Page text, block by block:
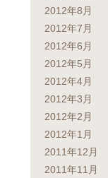
2012年8月
2012年7月
2012年6月
2012年5月
2012年4月
2012年3月
2012年2月
2012年1月
2011年12月
2011年11月